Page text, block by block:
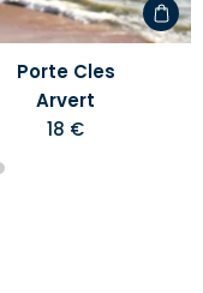
Porte Cles
Arvert
18 €